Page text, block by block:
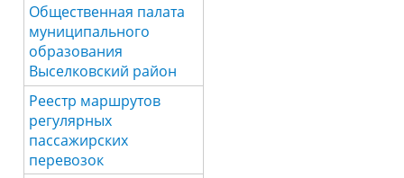
Общественная палата
муниципального
образования
Выселковский район
Реестр маршрутов
регулярных
пассажирских
перевозок